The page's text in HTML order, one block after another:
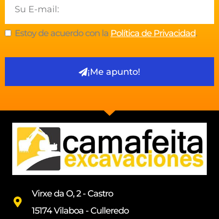
Estoy de acuerdo con la Política de Privacidad.
¡Me apunto!
Virxe da O, 2 - Castro
15174 Vilaboa - Culleredo